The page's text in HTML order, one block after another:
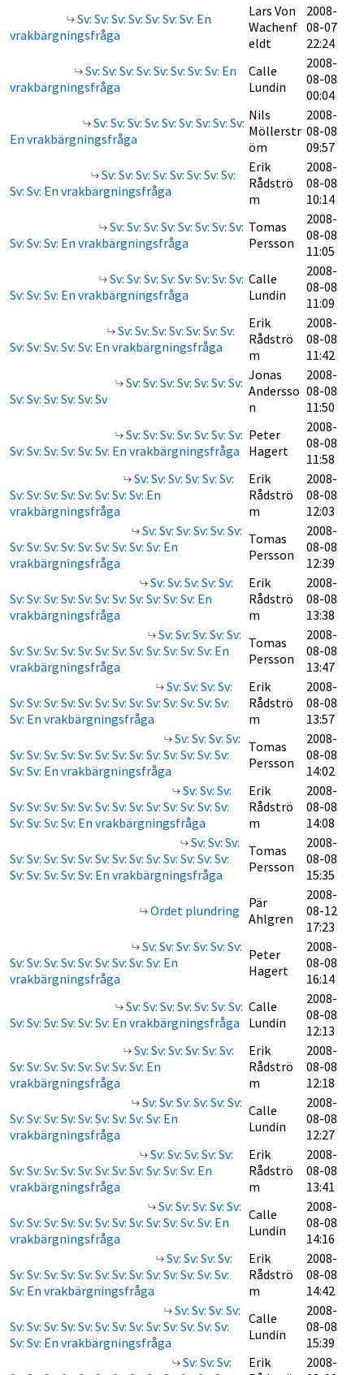
Sv: Sv: Sv: Sv: Sv: Sv: Sv: En
vrakbärgningsfråga
Lars Von
Wachenf
eldt
2008-
08-07
22:24
Sv: Sv: Sv: Sv: Sv: Sv: Sv: Sv: En
vrakbärgningsfråga
Calle
Lundin
2008-
08-08
00:04
Sv: Sv: Sv: Sv: Sv: Sv: Sv: Sv: Sv:
En vrakbärgningsfråga
Nils
Möllerstr
öm
2008-
08-08
09:57
Sv: Sv: Sv: Sv: Sv: Sv: Sv: Sv:
Sv: Sv: En vrakbärgningsfråga
Erik
Rådströ
m
2008-
08-08
10:14
Sv: Sv: Sv: Sv: Sv: Sv: Sv: Sv:
Sv: Sv: Sv: En vrakbärgningsfråga
Tomas
Persson
2008-
08-08
11:05
Sv: Sv: Sv: Sv: Sv: Sv: Sv: Sv:
Sv: Sv: Sv: En vrakbärgningsfråga
Calle
Lundin
2008-
08-08
11:09
Sv: Sv: Sv: Sv: Sv: Sv: Sv:
Sv: Sv: Sv: Sv: Sv: En vrakbärgningsfråga
Erik
Rådströ
m
2008-
08-08
11:42
Sv: Sv: Sv: Sv: Sv: Sv: Sv:
Sv: Sv: Sv: Sv: Sv: Sv
Jonas
Andersso
n
2008-
08-08
11:50
Sv: Sv: Sv: Sv: Sv: Sv: Sv:
Sv: Sv: Sv: Sv: Sv: Sv: En vrakbärgningsfråga
Peter
Hagert
2008-
08-08
11:58
Sv: Sv: Sv: Sv: Sv: Sv:
Sv: Sv: Sv: Sv: Sv: Sv: Sv: Sv: En
vrakbärgningsfråga
Erik
Rådströ
m
2008-
08-08
12:03
Sv: Sv: Sv: Sv: Sv: Sv:
Sv: Sv: Sv: Sv: Sv: Sv: Sv: Sv: Sv: En
vrakbärgningsfråga
Tomas
Persson
2008-
08-08
12:39
Sv: Sv: Sv: Sv: Sv:
Sv: Sv: Sv: Sv: Sv: Sv: Sv: Sv: Sv: Sv: Sv: En
vrakbärgningsfråga
Erik
Rådströ
m
2008-
08-08
13:38
Sv: Sv: Sv: Sv: Sv:
Sv: Sv: Sv: Sv: Sv: Sv: Sv: Sv: Sv: Sv: Sv: Sv: En
vrakbärgningsfråga
Tomas
Persson
2008-
08-08
13:47
Sv: Sv: Sv: Sv:
Sv: Sv: Sv: Sv: Sv: Sv: Sv: Sv: Sv: Sv: Sv: Sv: Sv:
Sv: En vrakbärgningsfråga
Erik
Rådströ
m
2008-
08-08
13:57
Sv: Sv: Sv: Sv:
Sv: Sv: Sv: Sv: Sv: Sv: Sv: Sv: Sv: Sv: Sv: Sv: Sv:
Sv: Sv: En vrakbärgningsfråga
Tomas
Persson
2008-
08-08
14:02
Sv: Sv: Sv:
Sv: Sv: Sv: Sv: Sv: Sv: Sv: Sv: Sv: Sv: Sv: Sv: Sv:
Sv: Sv: Sv: Sv: En vrakbärgningsfråga
Erik
Rådströ
m
2008-
08-08
14:08
Sv: Sv: Sv:
Sv: Sv: Sv: Sv: Sv: Sv: Sv: Sv: Sv: Sv: Sv: Sv: Sv:
Sv: Sv: Sv: Sv: Sv: En vrakbärgningsfråga
Tomas
Persson
2008-
08-08
15:35
Ordet plundring
Pär
Ahlgren
2008-
08-12
17:23
Sv: Sv: Sv: Sv: Sv: Sv:
Sv: Sv: Sv: Sv: Sv: Sv: Sv: Sv: Sv: En
vrakbärgningsfråga
Peter
Hagert
2008-
08-08
16:14
Sv: Sv: Sv: Sv: Sv: Sv: Sv:
Sv: Sv: Sv: Sv: Sv: Sv: En vrakbärgningsfråga
Calle
Lundin
2008-
08-08
12:13
Sv: Sv: Sv: Sv: Sv: Sv:
Sv: Sv: Sv: Sv: Sv: Sv: Sv: Sv: En
vrakbärgningsfråga
Erik
Rådströ
m
2008-
08-08
12:18
Sv: Sv: Sv: Sv: Sv: Sv:
Sv: Sv: Sv: Sv: Sv: Sv: Sv: Sv: Sv: En
vrakbärgningsfråga
Calle
Lundin
2008-
08-08
12:27
Sv: Sv: Sv: Sv: Sv:
Sv: Sv: Sv: Sv: Sv: Sv: Sv: Sv: Sv: Sv: Sv: En
vrakbärgningsfråga
Erik
Rådströ
m
2008-
08-08
13:41
Sv: Sv: Sv: Sv: Sv:
Sv: Sv: Sv: Sv: Sv: Sv: Sv: Sv: Sv: Sv: Sv: Sv: En
vrakbärgningsfråga
Calle
Lundin
2008-
08-08
14:16
Sv: Sv: Sv: Sv:
Sv: Sv: Sv: Sv: Sv: Sv: Sv: Sv: Sv: Sv: Sv: Sv: Sv:
Sv: En vrakbärgningsfråga
Erik
Rådströ
m
2008-
08-08
14:42
Sv: Sv: Sv: Sv:
Sv: Sv: Sv: Sv: Sv: Sv: Sv: Sv: Sv: Sv: Sv: Sv: Sv:
Sv: Sv: En vrakbärgningsfråga
Calle
Lundin
2008-
08-08
15:39
Sv: Sv: Sv:
Erik
2008-